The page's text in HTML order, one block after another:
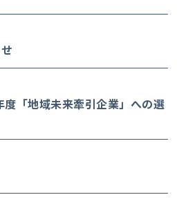
「地域未来牽引企業」への選